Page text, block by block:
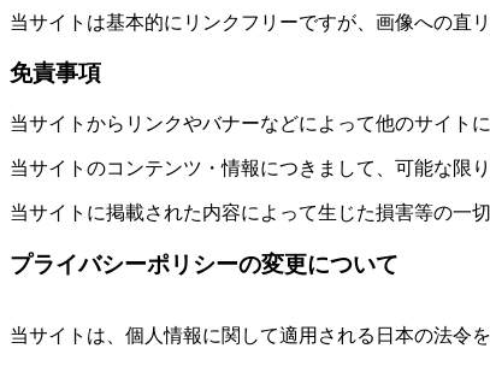
当サイトは基本的にリンクフリーですが、画像への直
免責事項
当サイトからリンクやバナーなどによって他のサイト
当サイトのコンテンツ・情報につきまして、可能な限
当サイトに掲載された内容によって生じた損害等の一
プライバシーポリシーの変更について
当サイトは、個人情報に関して適用される日本の法令